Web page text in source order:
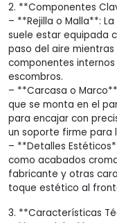
2. **Componentes
– **Rejilla o Malla**:
suele estar equipada
paso del aire
componentes
escombros.
– **Carcasa o
que se monta en el
para encajar con
un soporte firme para
– **Detalles
como acabados
fabricante y otras
toque estético al
3. **Características